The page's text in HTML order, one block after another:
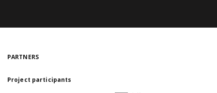
PARTNERS
Project participants